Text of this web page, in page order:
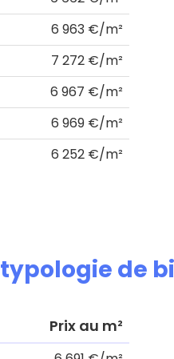
6 963 €/m²
7 272 €/m²
6 967 €/m²
6 969 €/m²
6 252 €/m²
typologie de
Prix au m²